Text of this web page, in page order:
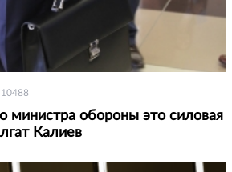
10488
министра обороны это силовая
Калиев